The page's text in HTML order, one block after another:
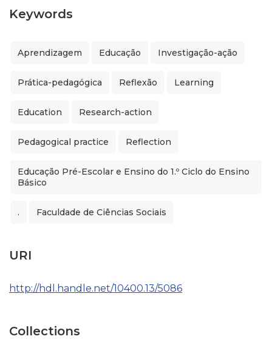
Keywords
Aprendizagem Educação Investigação-ação
Prática-pedagógica Reflexão Learning
Education Research-action
Pedagogical practice Reflection
Educação Pré-Escolar e Ensino do 1.º Ciclo do Ensino
Básico
. Faculdade de Ciências Sociais
URI
http://hdl.handle.net/10400.13/5086
Collections